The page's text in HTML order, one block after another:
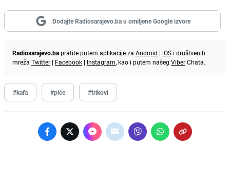
Dodajte Radiosarajevo.ba u omiljene Google izvore
Radiosarajevo.bapratite putem aplikacije za Android | iOS i društvenih
mreža Twitter | Facebook | Instagram, kao i putem našeg ViberChata.
#kafa #piće #trikovi